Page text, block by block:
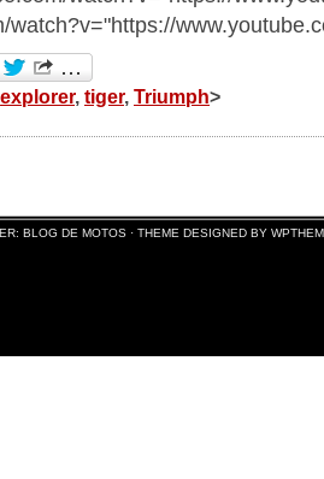
watch?v="https://
explorer, tiger, Triumph>
BLOG DE MOTOS · THEME DESIGNED BY